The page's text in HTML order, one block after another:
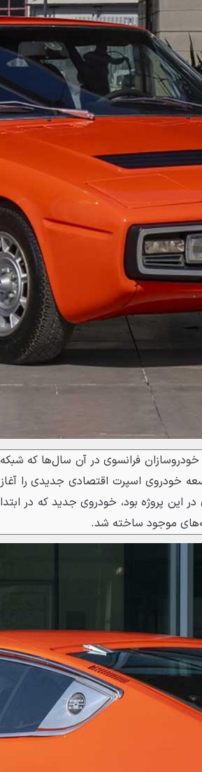
از بزرگ‌ترین خودروسازان فرانسوی در آن سال‌ها که شبکه
خودروی اسپرت اقتصادی جدیدی را آغاز
این پروژه بود، خودروی جدید که در ابتدا